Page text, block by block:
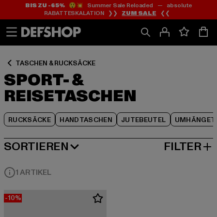
Zum
Inhalt
springen
Zum
Fußzeile
springen
BIS ZU -65%😲💥 Summer Sale Reloaded — absolute
RABATTESKALATION ❯❯ ZUM SALE ❮❮
TASCHEN & RUCKSÄCKE
SPORT- &
REISETASCHEN
RUCKSÄCKE HANDTASCHEN JUTEBEUTEL
Zum
Produktraster
springen
SORTIEREN
BELIEBTESTE FILTER
1 ARTIKEL
-10%